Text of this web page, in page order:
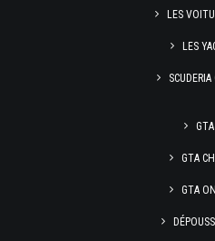
LES
LES
SCUDERIA
GTA
GTA